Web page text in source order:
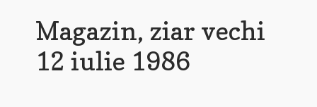
Magazin, ziar vechi
12 iulie 1986